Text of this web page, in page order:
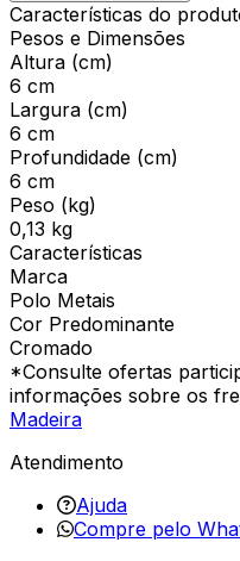
Características do
Pesos e Dimensões
Altura (cm)
6 cm
Largura (cm)
6 cm
Profundidade (cm)
6 cm
Peso (kg)
0,13 kg
Características
Marca
Polo Metais
Cor Predominante
Cromado
*Consulte ofertas
informações sobre os
Madeira
Atendimento
Ajuda
Compre pelo